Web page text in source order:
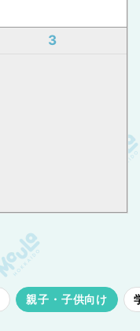
3
親子・子供向け